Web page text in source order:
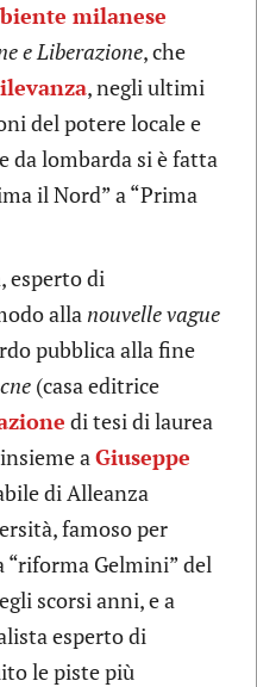
milanese
e Liberazione, che
, negli ultimi
del potere locale e
da lombarda si è fatta
il Nord” a “Prima
esperto di
allanouvelle vague
pubblica alla fine
(casa editrice
di tesi di laurea
aGiuseppe
di Alleanza
famoso per
“riforma Gelmini” del
scorsi anni, e a
esperto di
le piste più